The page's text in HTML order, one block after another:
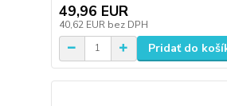
49,96 EUR
40,62 EUR bez DPH
Pridať do